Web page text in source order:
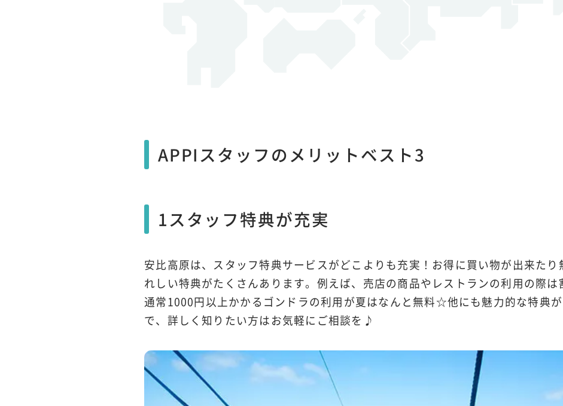
APPIスタッフのメリットベスト3
1スタッフ特典が充実
安比高原は、スタッフ特典サービスがどこよりも充実！お得に買い物が出来たり
れしい特典がたくさんあります。例えば、売店の商品やレストランの利用の際は
通常1000円以上かかるゴンドラの利用が夏はなんと無料☆他にも魅力的な特典
で、詳しく知りたい方はお気軽にご相談を♪